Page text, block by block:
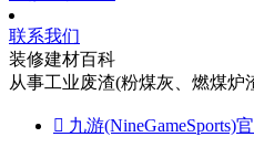
联系我们
装修建材百科
从事工业废渣(粉煤灰、燃煤
 九游(NineGameSports)